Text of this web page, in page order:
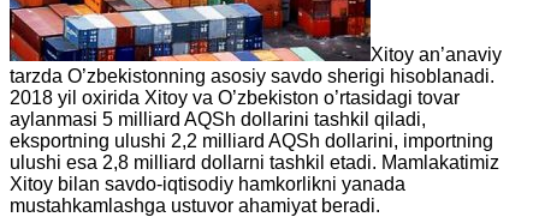
Xitoy an’anaviy
tarzda O’zbekistonning asosiy savdo sherigi hisoblanadi.
2018 yil oxirida Xitoy va O’zbekiston o’rtasidagi tovar
aylanmasi 5 milliard AQSh dollarini tashkil qiladi,
eksportning ulushi 2,2 milliard AQSh dollarini, importning
ulushi esa 2,8 milliard dollarni tashkil etadi. Mamlakatimiz
Xitoy bilan savdo-iqtisodiy hamkorlikni yanada
mustahkamlashga ustuvor ahamiyat beradi.